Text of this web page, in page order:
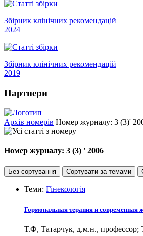
Збірник клінічних рекомендацій
2024
Збірник клінічних рекомендацій
2019
Партнери
Архів номерів Номер журналу: 3 (3)'
Номер журналу: 3 (3) ' 2006
Без сортування Сортувати за темами
Теми: Гінекологія
Гормональная терапия и современная
Т.Ф, Татарчук, д.м.н.,